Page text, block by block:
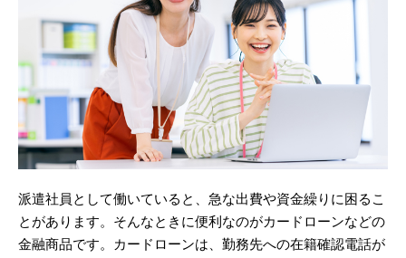
派遣社員として働いていると、急な出費や資金繰りに困るこ
とがあります。そんなときに便利なのがカードローンなどの
金融商品です。カードローンは、勤務先への在籍確認電話が